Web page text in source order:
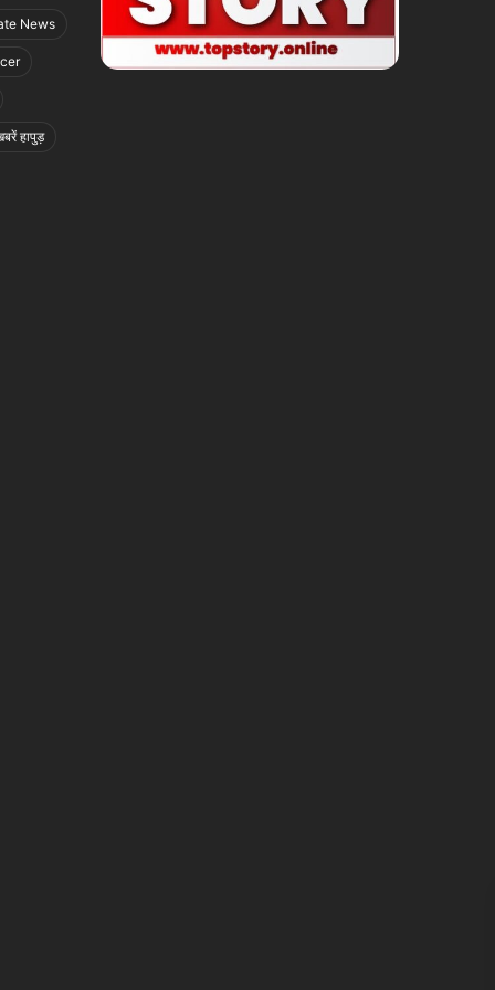
News
हापुड़